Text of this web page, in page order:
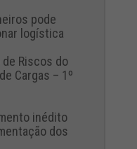
pode
logística
de Riscos do
Cargas – 1º
inédito
dos